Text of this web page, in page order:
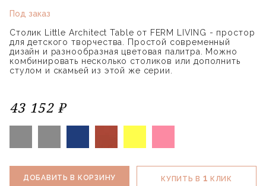
Под заказ
Столик Little Architect Table от FERM LIVING - простор
для детского творчества. Простой современный
дизайн и разнообразная цветовая палитра. Можно
комбинировать несколько столиков или дополнить
стулом и скамьей из этой же серии.
43 152 ₽
ДОБАВИТЬ В КОРЗИНУ КУПИТЬ В 1 КЛИК